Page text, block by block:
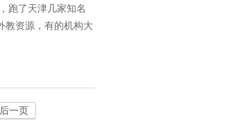
跑了天津几家知名
资源，有的机构大
一页